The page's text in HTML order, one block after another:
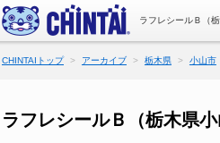
ラフレシールＢ（
CHINTAIトップ アーカイブ 栃木県 小山市
ラフレシールＢ（栃木県